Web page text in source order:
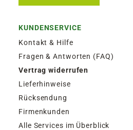
KUNDENSERVICE
Kontakt & Hilfe
Fragen & Antworten (FAQ)
Vertrag widerrufen
Lieferhinweise
Rücksendung
Firmenkunden
Alle Services im Überblick